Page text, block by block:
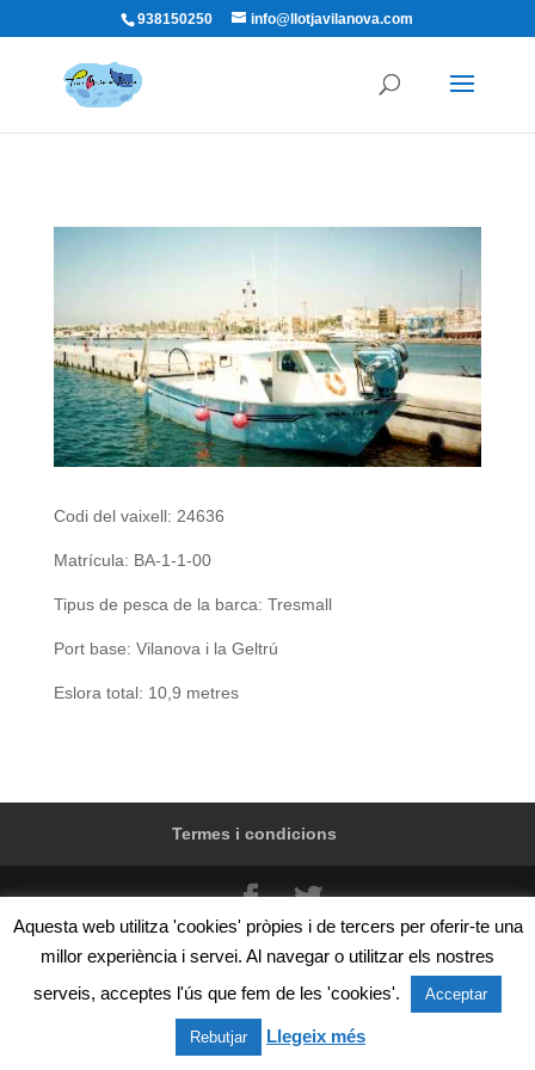
938150250 info@llotjavilanova.com
Codi del vaixell: 24636
Matrícula: BA-1-1-00
Tipus de pesca de la barca: Tresmall
Port base: Vilanova i la Geltrú
Eslora total: 10,9 metres
Termes i condicions
@Confraria de pescadors de Vilanova i la Geltrú, Zona
de servei del port s/n, 08800 Vilanova i la Geltrú.
Telèfon: +34 93 815 02 50
Aquesta web utilitza 'cookies' pròpies i de tercers per oferir-te una
millor experiència i servei. Al navegar o utilitzar els nostres
serveis, acceptes l'ús que fem de les 'cookies'.
Acceptar
Rebutjar Llegeix més